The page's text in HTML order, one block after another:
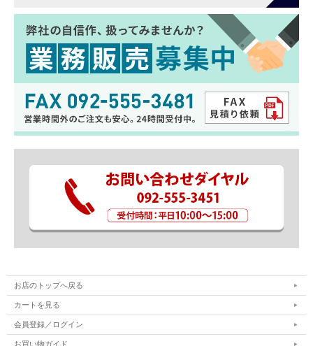
お店のトップへ戻る
カートを見る
会員登録／ログイン
お買い物ガイド